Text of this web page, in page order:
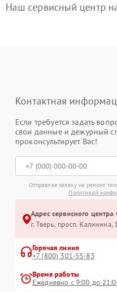
Наш сервисный центр
Контактная
Если требуется задать
свои данные и дежурный
проконсультирует Вас!
Отправляя заявку на ремонт
Политикой
Адрес сервисного центра
г. Тверь, просп. Калинина,
Горячая линия
+7 (800) 301-55-83
Время работы
Ежедневно с 9:00 до